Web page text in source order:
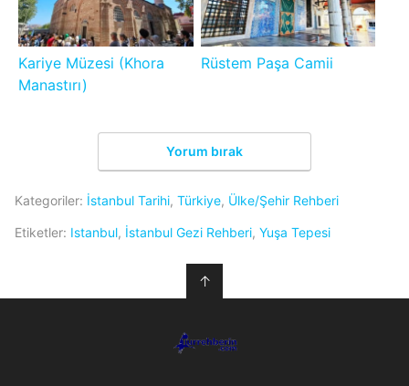
Kariye Müzesi (Khora
Manastırı)
Rüstem Paşa Camii
Yorum bırak
Kategoriler: İstanbul Tarihi, Türkiye, Ülke/Şehir Rehberi
Etiketler: Istanbul, İstanbul Gezi Rehberi, Yuşa Tepesi
↑